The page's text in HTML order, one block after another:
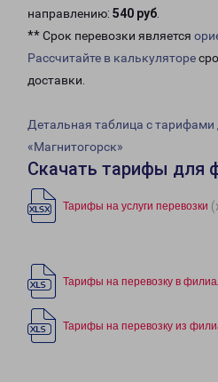
направлению: 540 руб.
** Срок перевозки является
Рассчитайте в калькуляторе
доставки.
Детальная таблица с тарифами
«Магнитогорск»
Скачать тарифы для
Тарифы на услуги перевозки
Тарифы на перевозку в
Тарифы на перевозку из